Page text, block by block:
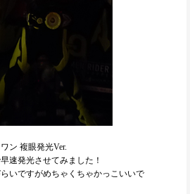
ン 複眼発光Ver.
速発光させてみました！
いですがめちゃくちゃかっこいいで